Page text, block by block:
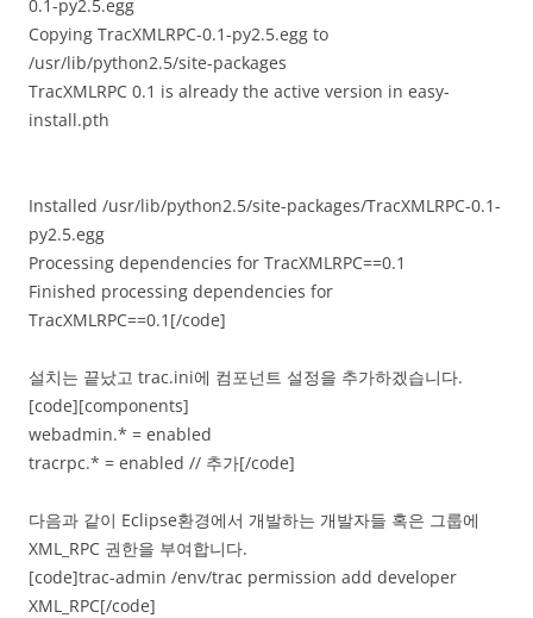
0.1-py2.5.egg
Copying TracXMLRPC-0.1-py2.5.egg to
/usr/lib/python2.5/site-packages
TracXMLRPC 0.1 is already the active version in easy-
install.pth
Installed /usr/lib/python2.5/site-packages/TracXMLRPC-0.1-
py2.5.egg
Processing dependencies for TracXMLRPC==0.1
Finished processing dependencies for
TracXMLRPC==0.1[/code]
설치는 끝났고 trac.ini에 컴포넌트 설정을 추가하겠습니다.
[code][components]
webadmin.* = enabled
tracrpc.* = enabled // 추가[/code]
다음과 같이 Eclipse환경에서 개발하는 개발자들 혹은 그룹에
XML_RPC 권한을 부여합니다.
[code]trac-admin /env/trac permission add developer
XML_RPC[/code]